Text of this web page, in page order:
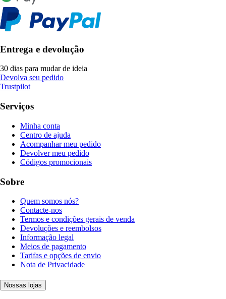
Entrega e devolução
30 dias para mudar de ideia
Devolva seu pedido
Trustpilot
Serviços
Minha conta
Centro de ajuda
Acompanhar meu pedido
Devolver meu pedido
Códigos promocionais
Sobre
Quem somos nós?
Contacte-nos
Termos e condições gerais de venda
Devoluções e reembolsos
Informação legal
Meios de pagamento
Tarifas e opções de envio
Nota de Privacidade
Nossas lojas